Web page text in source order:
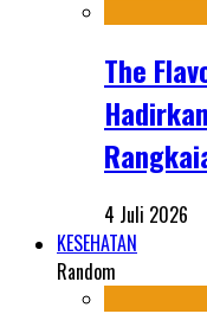
The
4 Juli 2026
KESEHATAN
Random